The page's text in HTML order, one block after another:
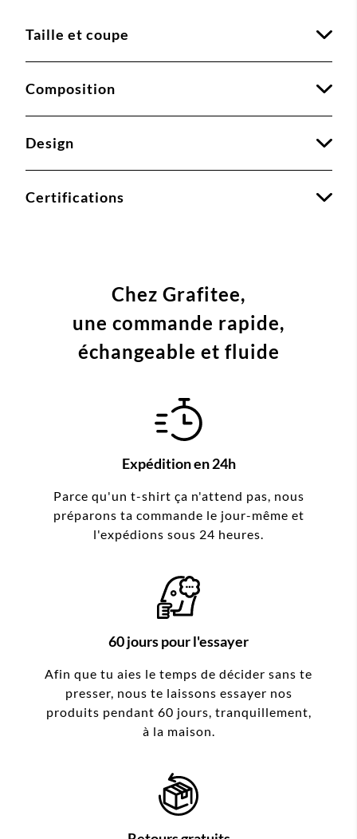
Taille et coupe
Composition
Design
Certifications
Chez Grafitee,
une commande rapide,
échangeable et fluide
Expédition en 24h
Parce qu'un t-shirt ça n'attend pas, nous
préparons ta commande le jour-même et
l'expédions sous 24 heures.
60 jours pour l'essayer
Afin que tu aies le temps de décider sans te
presser, nous te laissons essayer nos
produits pendant 60 jours, tranquillement,
à la maison.